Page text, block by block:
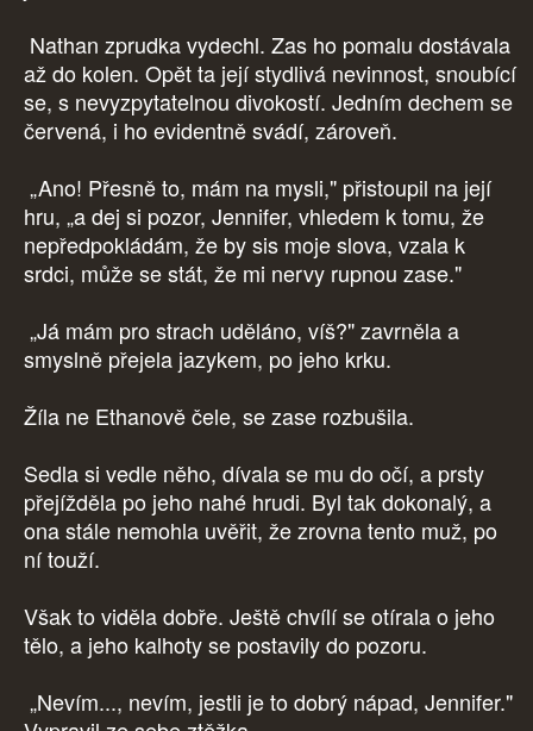
Nathan zprudka vydechl. Zas ho pomalu dostávala
až do kolen. Opět ta její stydlivá nevinnost, snoubící
se, s nevyzpytatelnou divokostí. Jedním dechem se
červená, i ho evidentně svádí, zároveň.
„Ano! Přesně to, mám na mysli," přistoupil na její
hru, „a dej si pozor, Jennifer, vhledem k tomu, že
nepředpokládám, že by sis moje slova, vzala k
srdci, může se stát, že mi nervy rupnou zase."
„Já mám pro strach uděláno, víš?" zavrněla a
smyslně přejela jazykem, po jeho krku.
Žíla ne Ethanově čele, se zase rozbušila.
Sedla si vedle něho, dívala se mu do očí, a prsty
přejížděla po jeho nahé hrudi. Byl tak dokonalý, a
ona stále nemohla uvěřit, že zrovna tento muž, po
ní touží.
Však to viděla dobře. Ještě chvílí se otírala o jeho
tělo, a jeho kalhoty se postavily do pozoru.
„Nevím..., nevím, jestli je to dobrý nápad, Jennifer."